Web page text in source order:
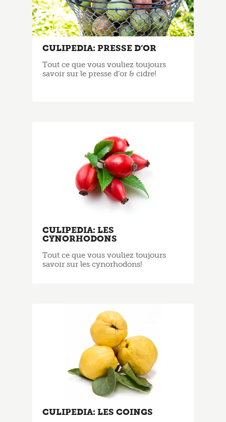
CULIPEDIA: PRESSE D’OR
Tout ce que vous vouliez toujours
savoir sur le presse d’or & cidre!
CULIPEDIA: LES
CYNORHODONS
Tout ce que vous vouliez toujours
savoir sur les cynorhodons!
CULIPEDIA: LES COINGS